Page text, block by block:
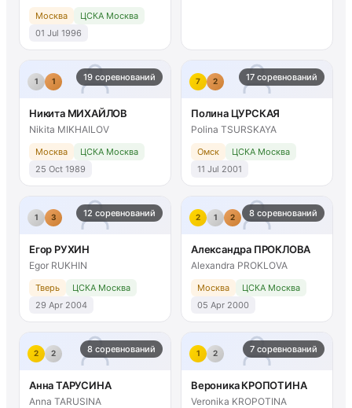
Москва
ЦСКА Москва
01 Jul 1996
19 соревнований
1 1
Никита МИХАЙЛОВ
Nikita MIKHAILOV
Москва
ЦСКА Москва
25 Oct 1989
17 соревнований
7 2
Полина ЦУРСКАЯ
Polina TSURSKAYA
Омск
ЦСКА Москва
11 Jul 2001
12 соревнований
1 3
Егор РУХИН
Egor RUKHIN
Тверь
ЦСКА Москва
29 Apr 2004
8 соревнований
2 1 2
Александра ПРОКЛОВА
Alexandra PROKLOVA
Москва
ЦСКА Москва
05 Apr 2000
8 соревнований
2 2
Анна ТАРУСИНА
Anna TARUSINA
7 соревнований
1 2
Вероника КРОПОТИНА
Veronika KROPOTINA